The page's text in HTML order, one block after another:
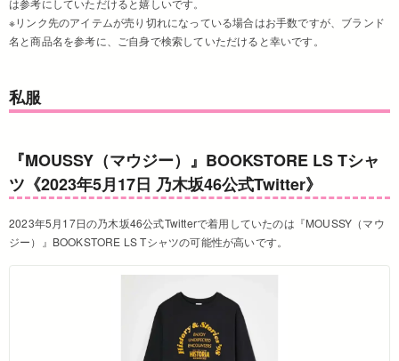
は参考にしていただけると嬉しいです。
※リンク先のアイテムが売り切れになっている場合はお手数ですが、ブランド
名と商品名を参考に、ご自身で検索していただけると幸いです。
私服
『MOUSSY（マウジー）』BOOKSTORE LS Tシャ
ツ《2023年5月17日 乃木坂46公式Twitter》
2023年5月17日の乃木坂46公式Twitterで着用していたのは『MOUSSY（マウ
ジー）
』 BOOKSTORE LS Tシャツの可能性が高いです。